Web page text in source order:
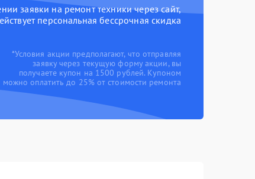
заявки на ремонт техники через сайт,
персональная бессрочная скидка
*Условия акции предполагают, что отправляя
заявку через текущую форму акции, вы
получаете купон на 1500 рублей. Купоном
можно оплатить до 25% от стоимости ремонта